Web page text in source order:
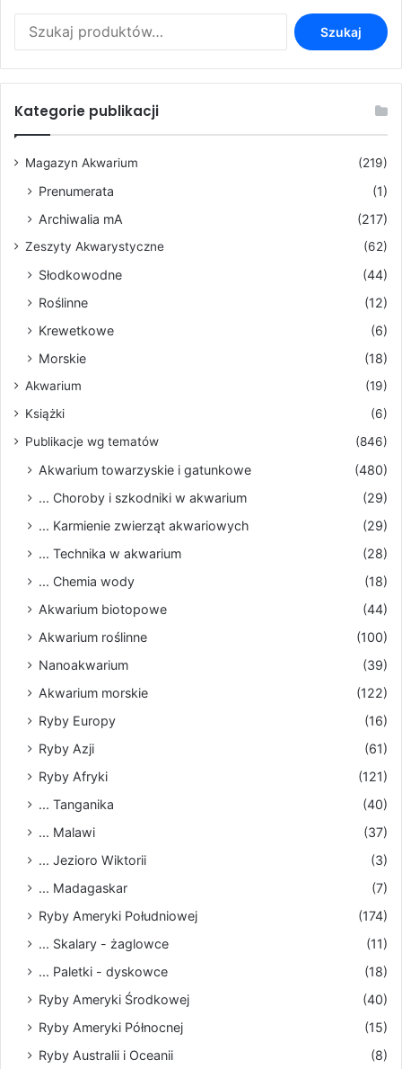
Szukaj
Kategorie publikacji
Magazyn Akwarium (219)
Prenumerata
(1)
Archiwalia mA
(217)
Zeszyty Akwarystyczne (62)
Słodkowodne
(44)
Roślinne
(12)
Krewetkowe
(6)
Morskie
(18)
Akwarium
(19)
Książki
(6)
Publikacje wg tematów
(846)
Akwarium towarzyskie i gatunkowe
(480)
... Choroby i szkodniki w akwarium
(29)
... Karmienie zwierząt akwariowych
(29)
... Technika w akwarium
(28)
... Chemia wody
(18)
Akwarium biotopowe
(44)
Akwarium roślinne
(100)
Nanoakwarium
(39)
Akwarium morskie
(122)
Ryby Europy
(16)
Ryby Azji
(61)
Ryby Afryki
(121)
... Tanganika
(40)
... Malawi
(37)
... Jezioro Wiktorii
(3)
... Madagaskar
(7)
Ryby Ameryki Południowej
(174)
... Skalary - żaglowce
(11)
... Paletki - dyskowce
(18)
Ryby Ameryki Środkowej
(40)
Ryby Ameryki Północnej
(15)
Ryby Australii i Oceanii
(8)